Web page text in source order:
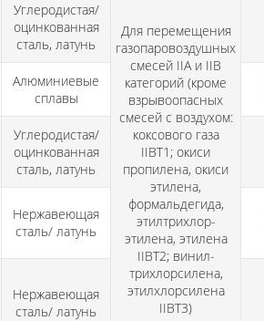
Углеродистая/
оцинкованная
сталь, латунь
Для перемещения
газопаровоздушных
смесей IIА и IIВ
категорий (кроме
взрывоопасных
смесей с воздухом:
коксового газа
IIВТ1; окиси
пропилена, окиси
этилена,
формальдегида,
этилтрихлор-
этилена, этилена
IIВТ2; винил-
трихлорсилена,
этилхлорсилена
IIВТ3)
Алюминиевые
сплавы
Углеродистая/
оцинкованная
сталь, латунь
Нержавеющая
сталь/ латунь
Нержавеющая
сталь/ латунь